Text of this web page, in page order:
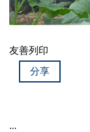
友善列印
分享
:::